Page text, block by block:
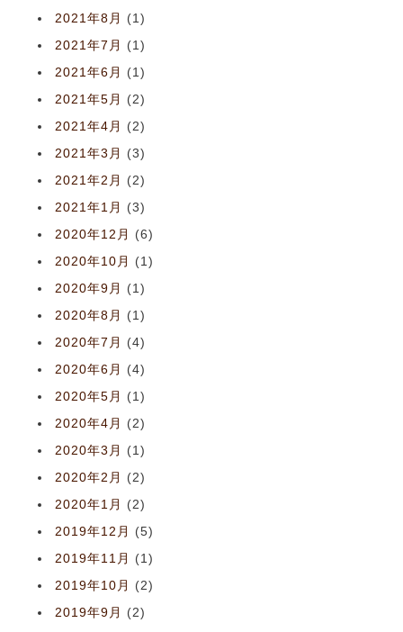
2021年8月
(1)
2021年7月
(1)
2021年6月
(1)
2021年5月
(2)
2021年4月
(2)
2021年3月
(3)
2021年2月
(2)
2021年1月
(3)
2020年12月
(6)
2020年10月
(1)
2020年9月
(1)
2020年8月
(1)
2020年7月
(4)
2020年6月
(4)
2020年5月
(1)
2020年4月
(2)
2020年3月
(1)
2020年2月
(2)
2020年1月
(2)
2019年12月
(5)
2019年11月
(1)
2019年10月
(2)
2019年9月
(2)